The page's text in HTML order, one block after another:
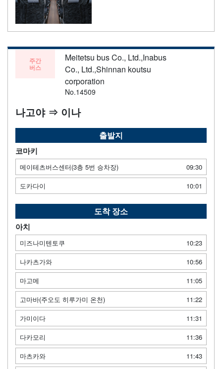
주간
버스
Meitetsu bus Co., Ltd.,Inabus
Co., Ltd.,Shinnan koutsu
corporation
No.14509
나고야 ⇒ 이나
출발지
코마키
메이테츠버스센터(3층 5번 승차장)
09:30
도카다이
10:01
도착 장소
아치
미즈나미텐토쿠
10:23
나카츠가와
10:56
마고메
11:05
고마바(주오도 히루가미 온천)
11:22
가미이다
11:31
다카모리
11:36
마츠카와
11:43